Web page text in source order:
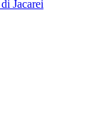
Jacarei